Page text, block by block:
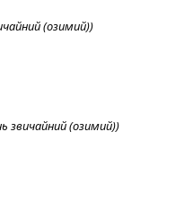
(озимий))
звичайний (озимий))